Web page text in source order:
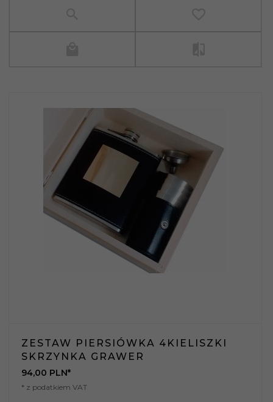
ZESTAW PIERSIÓWKA 4KIELISZKI
SKRZYNKA GRAWER
94,00 PLN*
* z podatkiem VAT